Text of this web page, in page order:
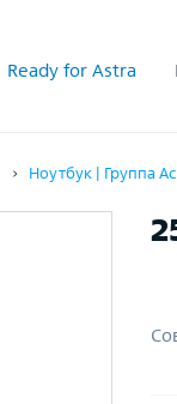
Ready for Astra
Ноутбук | Группа